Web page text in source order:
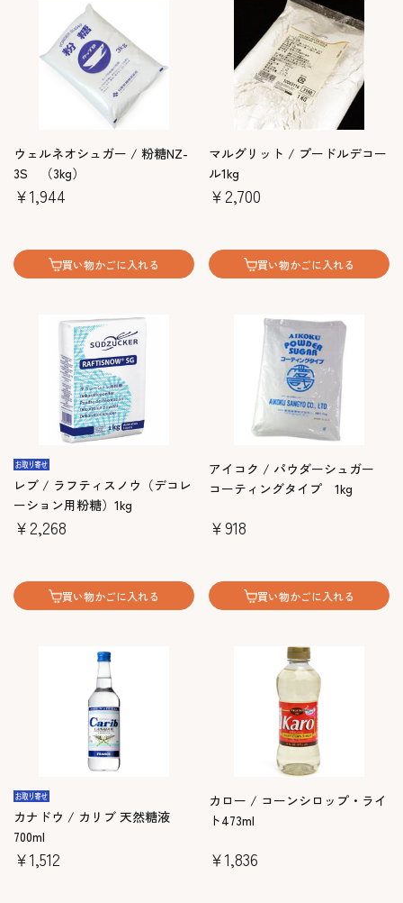
ウェルネオシュガー / 粉糖NZ-
3S （3kg）
￥1,944
買い物かごに入れる
マルグリット / プードルデコー
ル1kg
￥2,700
買い物かごに入れる
レブ / ラフティスノウ（デコレ
ーション用粉糖）1kg
￥2,268
買い物かごに入れる
アイコク / パウダーシュガー
コーティングタイプ 1kg
￥918
買い物かごに入れる
カナドウ / カリブ 天然糖液
700ml
￥1,512
カロー / コーンシロップ・ライ
ト473ml
￥1,836